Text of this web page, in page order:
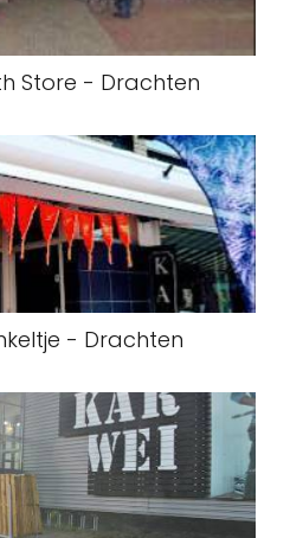
Store - Drachten
- Drachten